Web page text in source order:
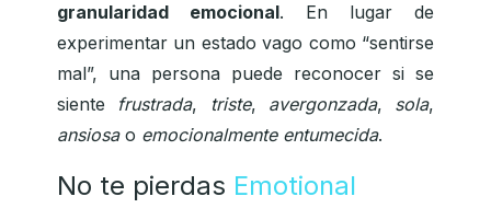
granularidad emocional. En lugar de
experimentar un estado vago como “sentirse
mal”, una persona puede reconocer si se
siente frustrada, triste, avergonzada, sola,
ansiosao emocionalmente entumecida.
No te pierdas Emotional